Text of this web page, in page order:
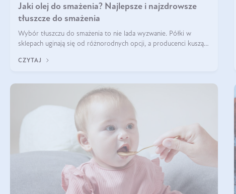
Jaki olej do smażenia? Najlepsze i najzdrowsze
tłuszcze do smażenia
Wybór tłuszczu do smażenia to nie lada wyzwanie. Półki w
sklepach uginają się od różnorodnych opcji, a producenci kuszą
wybrać? Lepsze b
CZYTAJ